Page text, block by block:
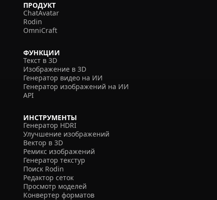
ПРОДУКТ
ChatAvatar
Rodin
OmniCraft
ФУНКЦИИ
Текст в 3D
Изображение в 3D
Генератор видео на ИИ
Генератор изображений на ИИ
API
ИНСТРУМЕНТЫ
Генератор HDRI
Улучшение изображений
Вектор в 3D
Ремикс изображений
Генератор текстур
Поиск Rodin
Редактор сеток
Просмотр моделей
Конвертер форматов